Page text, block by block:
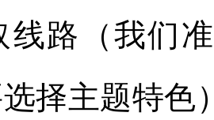
线路（我们
择主题特色